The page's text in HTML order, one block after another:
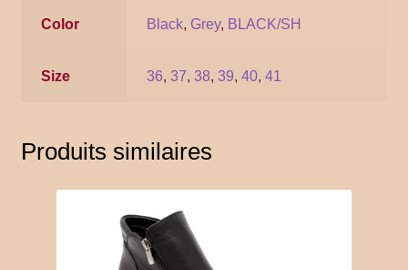
Color Black, Grey, BLACK/SH
Size 36,37,38,39,40,41
Produits similaires